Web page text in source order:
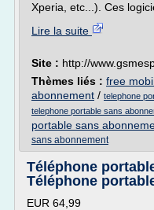
Xperia, etc...). Ces
Lire la suite
Site : http://
Thèmes liés : free
abonnement / telephone
telephone portable sans
portable sans
sans abonnement
Téléphone
Téléphone
EUR 64,99